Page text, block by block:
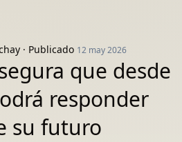
· Publicado 12 may 2026
que desde
responder
su futuro